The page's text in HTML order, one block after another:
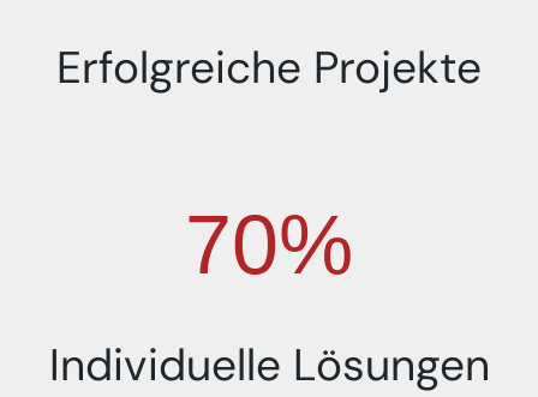
Erfolgreiche Projekte
97%
Individuelle Lösungen